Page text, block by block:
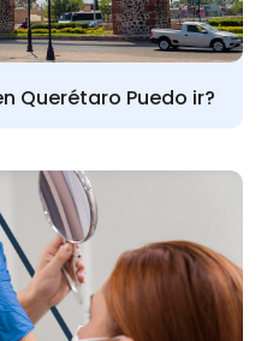
Querétaro Puedo ir?